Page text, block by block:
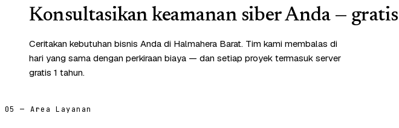
Konsultasikan keamanan siber Anda — gratis
Ceritakan kebutuhan bisnis Anda di Halmahera Barat. Tim kami membalas di
hari yang sama dengan perkiraan biaya — dan setiap proyek termasuk server
gratis 1 tahun.
05 — Area Layanan